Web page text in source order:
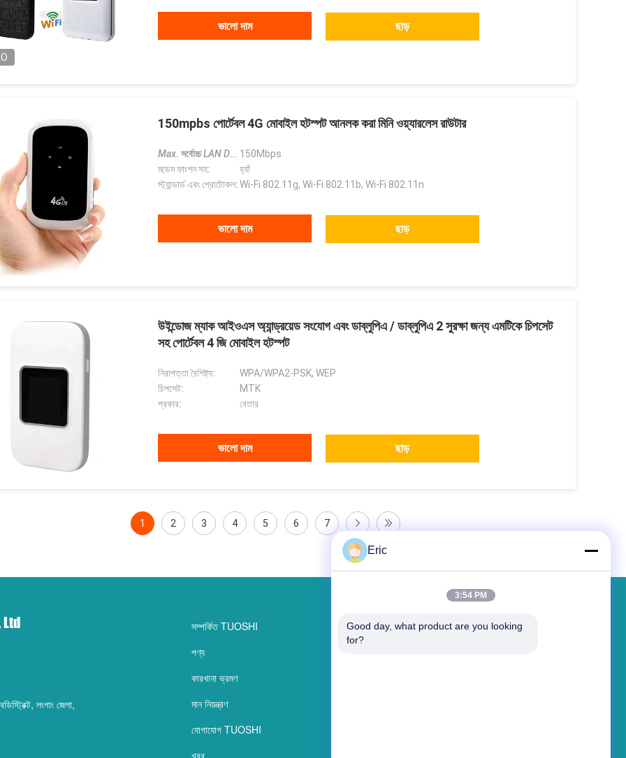
ভালো দাম ছাড়
150mpbs পোর্টেবল 4G মোবাইল হটস্পট আনলক করা মিনি ওয়্যারলেস রাউটার
Max. সর্বোচ্চLAN Data Rate LAN ডেটা রেট
150Mbps
মডেম ফাংশন সহ:
হ্যাঁ
স্ট্যান্ডার্ড এবং প্রোটোকল:Wi-Fi 802.11g, Wi-Fi 802.11b, Wi-Fi 802.11n
ভালো দাম ছাড়
উইন্ডোজ ম্যাক আইওএস অ্যান্ড্রয়েড সংযোগ এবং ডাব্লুপিএ / ডাব্লুপিএ 2 সুরক্ষা জন্য এমটিকে চিপসেট
সহ পোর্টেবল 4 জি মোবাইল হটস্পট
নিরাপত্তা বৈশিষ্ট্য:
WPA/WPA2-PSK, WEP
চিপসেট:
MTK
প্রকার:
বেতার
ভালো দাম ছাড়
1 2 3 4 5 6 7
Ltd
লংগাং জেলা,
সম্পর্কিত TUOSHI
পণ্য
কারখানা ভ্রমণ
মান নিয়ন্ত্রণ
যোগাযোগ TUOSHI
খবর
একটি বার্তা রেখে যান
Eric
3:54 PM
Good day, what product are you looking
for?